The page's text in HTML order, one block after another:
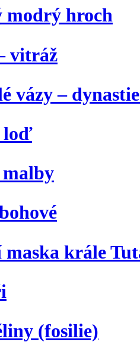
modrý hroch
vitráž
vázy –
loď
krále
(fosilie)